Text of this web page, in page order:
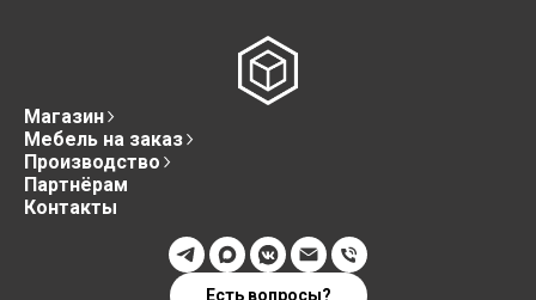
Магазин
Мебель на заказ
Производство
Партнёрам
Контакты
Есть вопросы?